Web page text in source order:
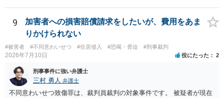
います。 したがいまして、いずれも良いかと考えます。
9
加害者への損害賠償請求をしたいが、費用をあま
りかけられない
#被害者 #不同意わいせつ #住居侵入 #恐喝・脅迫 #刑事裁判
2026年7月10日 役にたった 2
刑事事件に強い弁護士
三村 勇人 弁護士
不同意わいせつ致傷罪は、裁判員裁判の対象事件です。 被疑者が現在